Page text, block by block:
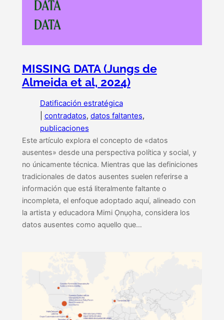
MISSING DATA (Jungs de
Almeida et al, 2024)
Datificación estratégica
contradatos, datos faltantes
publicaciones
Este artículo explora el concepto de «datos
ausentes» desde una perspectiva política y social, y
no únicamente técnica. Mientras que las definiciones
tradicionales de datos ausentes suelen referirse a
información que está literalmente faltante o
incompleta, el enfoque adoptado aquí, alineado con
la artista y educadora Mimi Ọnụọha, considera los
datos ausentes como aquello que…